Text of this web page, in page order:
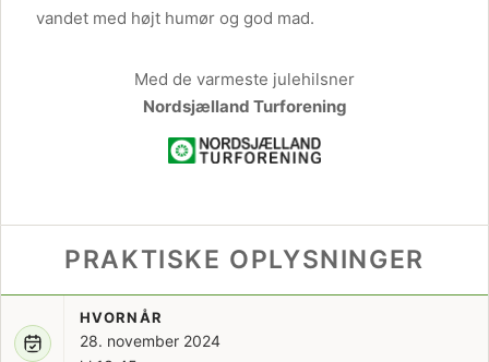
vandet med højt humør og god mad.
Med de varmeste julehilsner
Nordsjælland Turforening
PRAKTISKE OPLYSNINGER
HVORNÅR
28. november 2024